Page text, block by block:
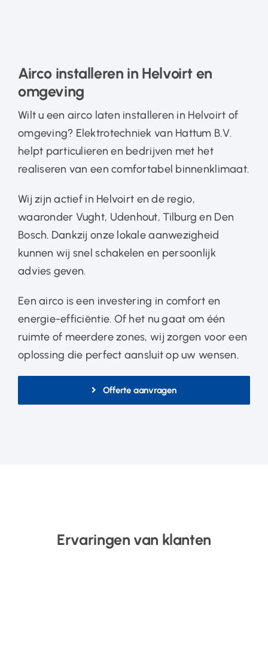
Airco installeren in Helvoirt en
omgeving
Wilt u een airco laten installeren in Helvoirt of
omgeving? Elektrotechniek van Hattum B.V.
helpt particulieren en bedrijven met het
realiseren van een comfortabel binnenklimaat.
Wij zijn actief in Helvoirt en de regio,
waaronder Vught, Udenhout, Tilburg en Den
Bosch. Dankzij onze lokale aanwezigheid
kunnen wij snel schakelen en persoonlijk
advies geven.
Een airco is een investering in comfort en
energie-efficiëntie. Of het nu gaat om één
ruimte of meerdere zones, wij zorgen voor een
oplossing die perfect aansluit op uw wensen.
Offerte aanvragen
Ervaringen van klanten